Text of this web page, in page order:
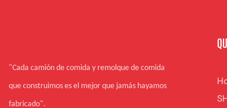
"Cada camión de comida y remolque de comida
que construimos es el mejor que jamás hayamos
fabricado".